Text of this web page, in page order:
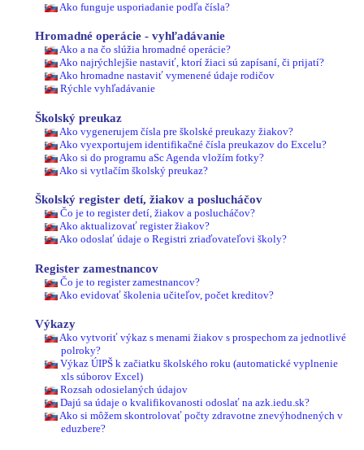
Ako funguje usporiadanie podľa čísla?
Hromadné operácie - vyhľadávanie
Ako a na čo slúžia hromadné operácie?
Ako najrýchlejšie nastaviť, ktorí žiaci sú zapísaní, či prijatí?
Ako hromadne nastaviť vymenené údaje rodičov
Rýchle vyhľadávanie
Školský preukaz
Ako vygenerujem čísla pre školské preukazy žiakov?
Ako vyexportujem identifikačné čísla preukazov do Excelu?
Ako si do programu aSc Agenda vložím fotky?
Ako si vytlačím školský preukaz?
Školský register detí, žiakov a poslucháčov
Čo je to register detí, žiakov a poslucháčov?
Ako aktualizovať register žiakov?
Ako odoslať údaje o Registri zriaďovateľovi školy?
Register zamestnancov
Čo je to register zamestnancov?
Ako evidovať školenia učiteľov, počet kreditov?
Výkazy
Ako vytvoriť výkaz s menami žiakov s prospechom za jednotlivé
polroky?
Výkaz ÚIPŠ k začiatku školského roku (automatické vyplnenie
xls súborov Excel)
Rozsah odosielaných údajov
Dajú sa údaje o kvalifikovanosti odoslať na azk.iedu.sk?
Ako si môžem skontrolovať počty zdravotne znevýhodnených v
eduzbere?